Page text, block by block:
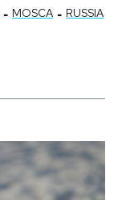
- MOSCA - RUSSIA